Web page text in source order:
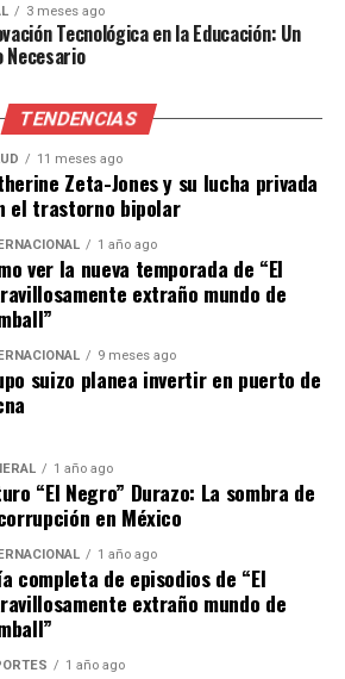
Football es
competencia:
que
próxima
mientras
mejores del
les otorga la bolsa
que merecen”,
Mackesy,
de W7F.
poderosos como América y
creciente resonancia del fútbol
“Reunir a clubes poderosos
y Flamengo demuestra la fuerza con
está resonando en todos los
emocionados por anunciar a los
unirán en Fort Lauderdale este
3 meses ago
Tecnológica en la Educación: Un
Necesario
TENDENCIAS
11 meses ago
Zeta-Jones y su lucha privada
el trastorno bipolar
1 año ago
ver la nueva temporada de “El
extraño mundo de
9 meses ago
suizo planea invertir en puerto de
1 año ago
“El Negro” Durazo: La sombra de
en México
1 año ago
completa de episodios de “El
extraño mundo de
1 año ago